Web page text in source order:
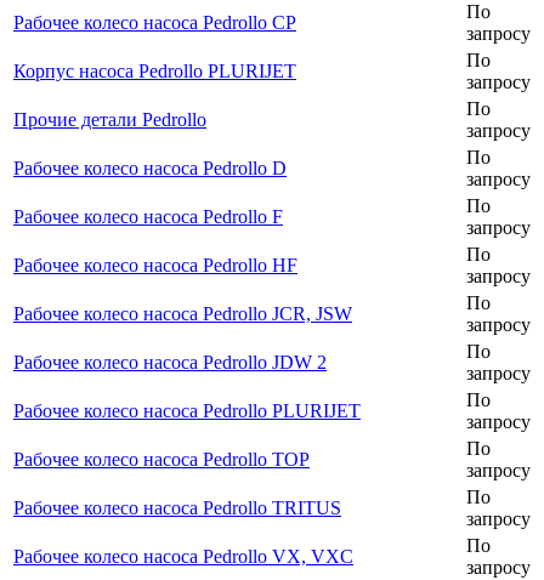
Рабочее колесо насоса Pedrollo CP
По
запросу
Корпус насоса Pedrollo PLURIJET
По
запросу
Прочие детали Pedrollo
По
запросу
Рабочее колесо насоса Pedrollo D
По
запросу
Рабочее колесо насоса Pedrollo F
По
запросу
Рабочее колесо насоса Pedrollo HF
По
запросу
Рабочее колесо насоса Pedrollo JCR, JSW
По
запросу
Рабочее колесо насоса Pedrollo JDW 2
По
запросу
Рабочее колесо насоса Pedrollo PLURIJET
По
запросу
Рабочее колесо насоса Pedrollo TOP
По
запросу
Рабочее колесо насоса Pedrollo TRITUS
По
запросу
Рабочее колесо насоса Pedrollo VX, VXC
По
запросу